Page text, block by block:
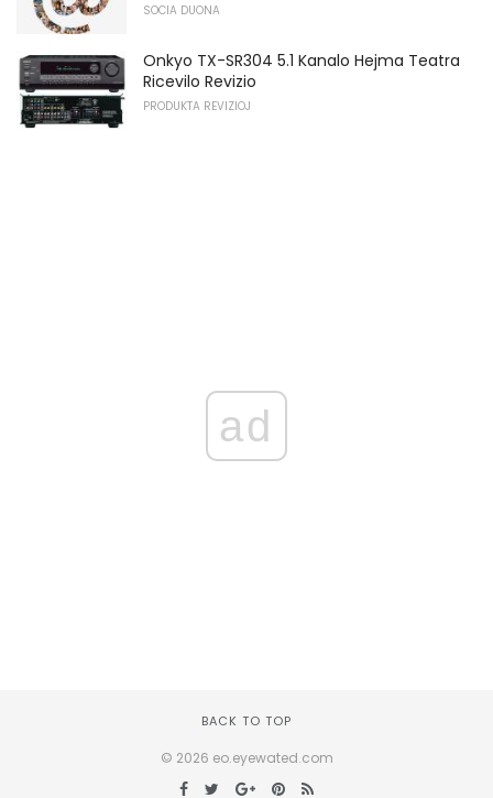
SOCIA DUONA
Onkyo TX-SR304 5.1 Kanalo Hejma Teatra
Ricevilo Revizio
PRODUKTA REVIZIOJ
ad
BACK TO TOP
© 2026 eo.eyewated.com